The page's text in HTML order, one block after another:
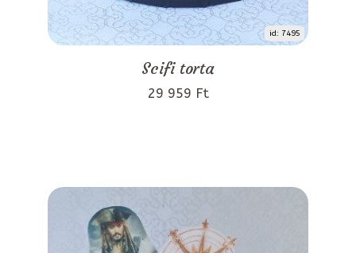
id: 7495
Scifi torta
29 959 Ft